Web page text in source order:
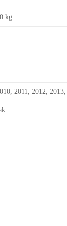
kg
2011, 2012,